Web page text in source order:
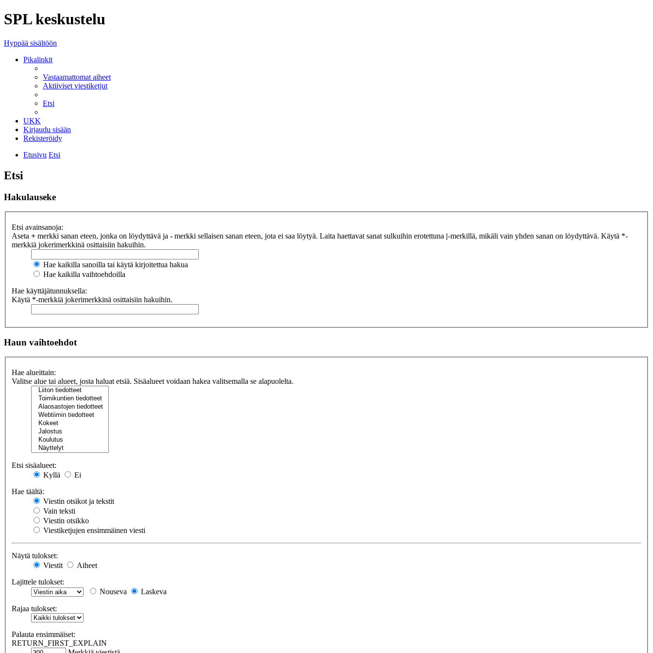
SPL keskustelu
Hyppää sisältöön
Pikalinkit
Vastaamattomat aiheet
Aktiiviset viestiketjut
Etsi
UKK
Kirjaudu sisään
Rekisteröidy
Etusivu Etsi
Etsi
Hakulauseke
Etsi avainsanoja:
Aseta + merkki sanan eteen, jonka on löydyttävä ja - merkki sellaisen sanan eteen, jota ei saa löytyä. Laita haettavat sanat sulkuihin erotettuna |-merkillä, mikäli vain yhden sanan on löydyttävä. Käytä *-
merkkiä jokerimerkkinä osittaisiin hakuihin.
Hae kaikilla sanoilla tai käytä kirjoitettua hakua
Hae kaikilla vaihtoehdoilla
Hae käyttäjätunnuksella:
Käytä *-merkkiä jokerimerkkinä osittaisiin hakuihin.
Haun vaihtoehdot
Hae alueittain:
Valitse alue tai alueet, josta haluat etsiä. Sisäalueet voidaan hakea valitsemalla se alapuolelta.
Etsi sisäalueet:
Kyllä
Ei
Hae täältä:
Viestin otsikot ja tekstit
Vain teksti
Viestin otsikko
Viestiketjujen ensimmäinen viesti
Näytä tulokset:
Viestit
Aiheet
Lajittele tulokset:
Nouseva
Laskeva
Rajaa tulokset:
Palauta ensimmäiset:
RETURN_FIRST_EXPLAIN